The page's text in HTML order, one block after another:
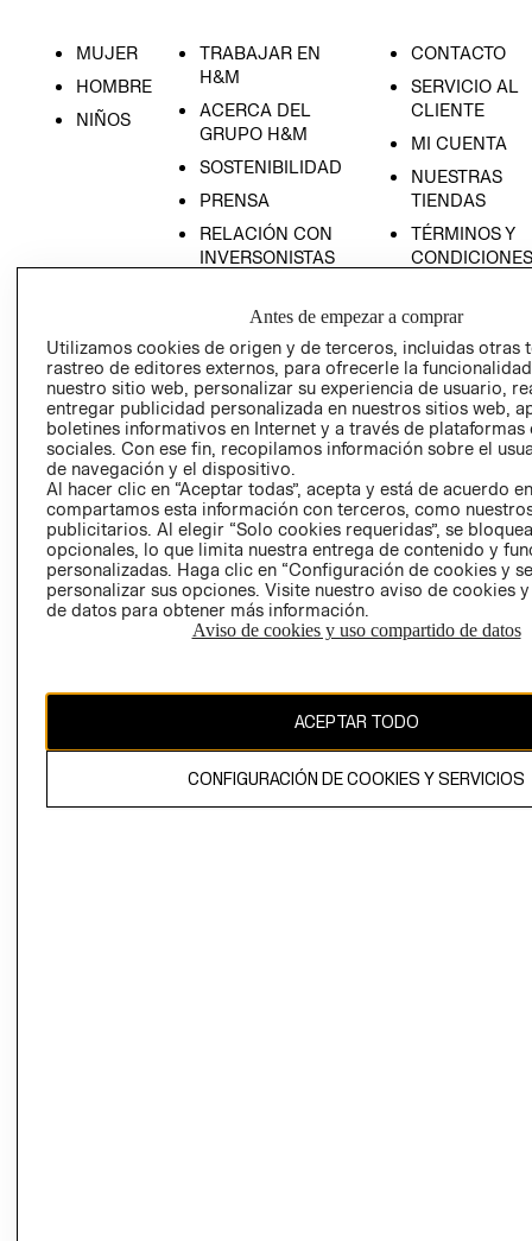
MUJER
HOMBRE
NIÑOS
TRABAJAR EN
H&M
ACERCA DEL
GRUPO H&M
SOSTENIBILIDAD
PRENSA
RELACIÓN CON
INVERSONISTAS
EMPRESARIAL
CONTACTO
SERVICIO AL
CLIENTE
MI CUENTA
NUESTRAS
TIENDAS
TÉRMINOS Y
CONDICIONES
PRIVACIDAD
GIFT CARD
AVISO DE
COOKIES
LIBRO DE
El contenido de esta página web está protegido por copyright y es
Antes de empezar a comprar
Utilizamos cookies de origen y de terceros, incluidas otras
rastreo de editores externos, para ofrecerle la
nuestro sitio web, personalizar su experiencia de usuario,
entregar publicidad personalizada en nuestros sitios web,
boletines informativos en Internet y a través de plataformas
sociales. Con ese fin, recopilamos información sobre el
de navegación y el dispositivo.
Al hacer clic en “Aceptar todas”, acepta y está de acuerdo
compartamos esta información con terceros, como
publicitarios. Al elegir “Solo cookies requeridas”, se
opcionales, lo que limita nuestra entrega de contenido y
personalizadas. Haga clic en “Configuración de cookies y
personalizar sus opciones. Visite nuestro aviso de cookies
de datos para obtener más información.
Aviso de cookies y uso compartido de datos
ACEPTAR TODO
CONFIGURACIÓN DE COOKIES Y SERVICIOS